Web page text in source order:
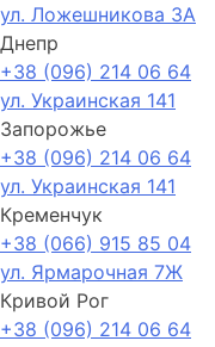
ул. Ложешникова 3А
Днепр
+38 (096) 214 06 64
ул. Украинская 141
Запорожье
+38 (096) 214 06 64
ул. Украинская 141
Кременчук
+38 (066) 915 85 04
ул. Ярмарочная 7Ж
Кривой Рог
+38 (096) 214 06 64